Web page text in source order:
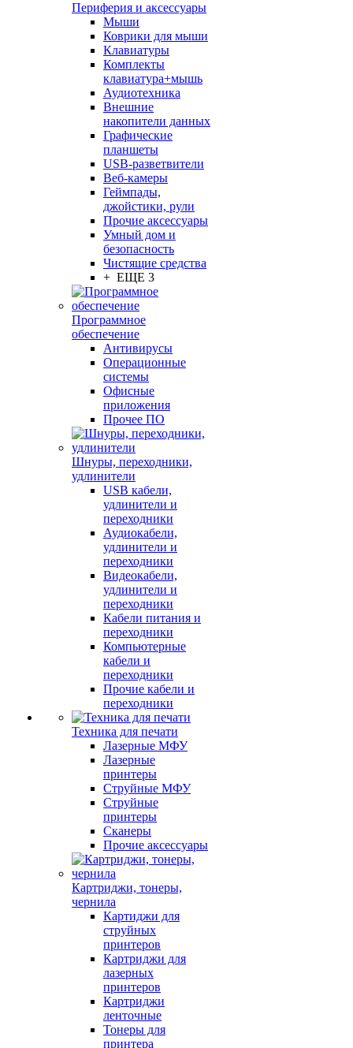
Периферия и аксессуары
Мыши
Коврики для мыши
Клавиатуры
Комплекты
клавиатура+мышь
Аудиотехника
Внешние
накопители данных
Графические
планшеты
USB-разветвители
Веб-камеры
Геймпады,
джойстики, рули
Прочие аксессуары
Умный дом и
безопасность
Чистящие средства
+ ЕЩЕ 3
Программное
обеспечение
Антивирусы
Операционные
системы
Офисные
приложения
Прочее ПО
Шнуры, переходники,
удлинители
USB кабели,
удлинители и
переходники
Аудиокабели,
удлинители и
переходники
Видеокабели,
удлинители и
переходники
Кабели питания и
переходники
Компьютерные
кабели и
переходники
Прочие кабели и
переходники
Техника для печати
Лазерные МФУ
Лазерные
принтеры
Струйные МФУ
Струйные
принтеры
Сканеры
Прочие аксессуары
Картриджи, тонеры,
чернила
Картиджи для
струйных
принтеров
Картриджи для
лазерных
принтеров
Картриджи
ленточные
Тонеры для
принтера